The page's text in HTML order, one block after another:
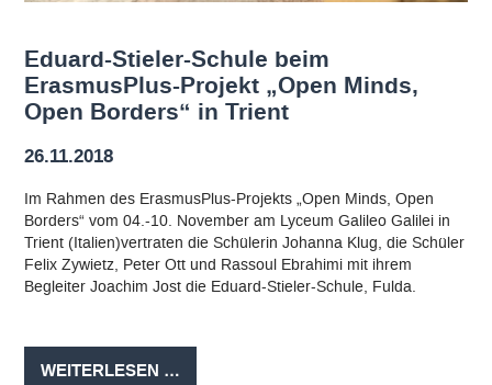
Eduard-Stieler-Schule beim
ErasmusPlus-Projekt „Open Minds,
Open Borders“ in Trient
26.11.2018
Im Rahmen des ErasmusPlus-Projekts „Open Minds, Open
Borders“ vom 04.-10. November am Lyceum Galileo Galilei in
Trient (Italien)vertraten die Schülerin Johanna Klug, die Schüler
Felix Zywietz, Peter Ott und Rassoul Ebrahimi mit ihrem
Begleiter Joachim Jost die Eduard-Stieler-Schule, Fulda.
WEITERLESEN …